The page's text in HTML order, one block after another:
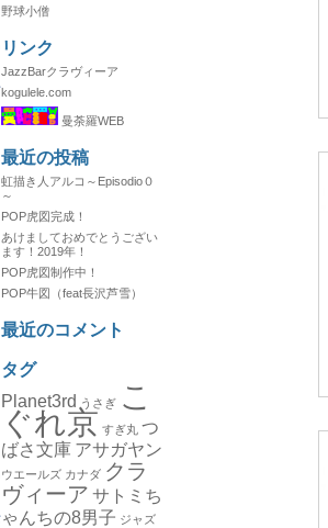
野球小僧
リンク
JazzBarクラヴィーア
kogulele.com
曼荼羅WEB
最近の投稿
虹描き人アルコ～Episodio０
～
POP虎図完成！
あけましておめでとうござい
ます！2019年！
POP虎図制作中！
POP牛図（feat長沢芦雪）
最近のコメント
タグ
Planet3rd うさぎ こ
ぐれ京 すぎ丸 つ
ばさ文庫 アサガヤン
ウエールズ カナダ クラ
ヴィーア サトミち
ゃんちの8男子 ジャズ